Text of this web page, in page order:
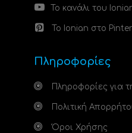
Το κανάλι του
Το Ionian στο
Πληροφορίες
Πληροφορίες για
Πολιτική
Όροι Χρήσης